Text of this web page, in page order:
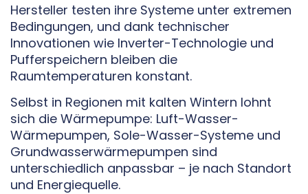
Hersteller testen ihre Systeme unter extremen
Bedingungen, und dank technischer
Innovationen wie Inverter-Technologie und
Pufferspeichern bleiben die
Raumtemperaturen konstant.
Selbst in Regionen mit kalten Wintern lohnt
sich die Wärmepumpe: Luft-Wasser-
Wärmepumpen, Sole-Wasser-Systeme und
Grundwasserwärmepumpen sind
unterschiedlich anpassbar – je nach Standort
und Energiequelle.